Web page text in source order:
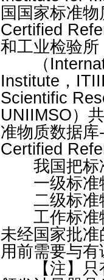
国国家标准
Certified
和工业检验所
（
Institute，
Scientific
UNIIMSO）
准物质数据
Certified
我国把标
一级标准
二级标准
工作标准物
未经国家批
用前需要与
【注】只有